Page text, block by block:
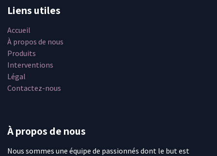
Liens utiles
Accueil
À propos de nous
Produits
Interventions
Légal
Contactez-nous
À propos de nous
Nous sommes une équipe de passionnés dont le but est